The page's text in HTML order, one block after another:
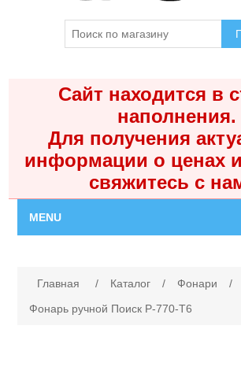
Сайт находится в
наполнения.
Для получения
информации о ценах и
свяжитесь с
MENU
Каталог
Главная / Каталог / Фонари
/
Фонарь ручной Поиск P-770-T6